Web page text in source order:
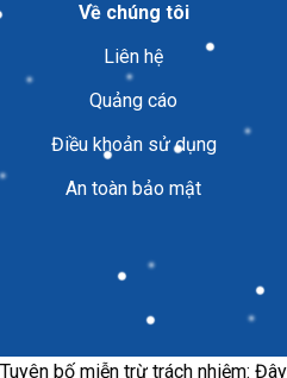
Về chúng tôi
Liên hệ
Quảng cáo
Điều khoản sử dụng
An toàn bảo mật
Tuyên bố miễn trừ trách nhiệm: